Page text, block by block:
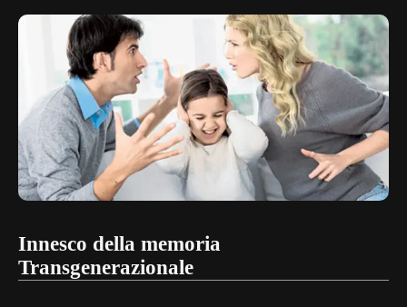
Innesco della memoria
Transgenerazionale